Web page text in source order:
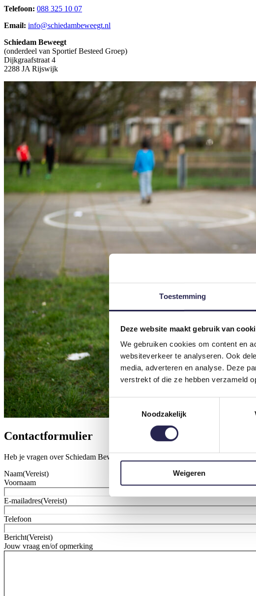
Toestemming
Deze website maakt gebruik van
We gebruiken cookies om content en
websiteverkeer te analyseren. Ook
media, adverteren en analyse. Deze
verstrekt of die ze hebben verzameld
Toestemmingsselectie
Noodzakelijk
Weigeren
Telefoon: 088 325 10 07
Email: info@schiedambeweegt.nl
Schiedam Beweegt
(onderdeel van Sportief Besteed Groep)
Dijkgraafstraat 4
2288 JA Rijswijk
Contactformulier
Heb je vragen over Schiedam Beweegt of activiteiten/programma’s van
Naam(Vereist)
Voornaam
E-mailadres(Vereist)
Telefoon
Bericht(Vereist)
Jouw vraag en/of opmerking